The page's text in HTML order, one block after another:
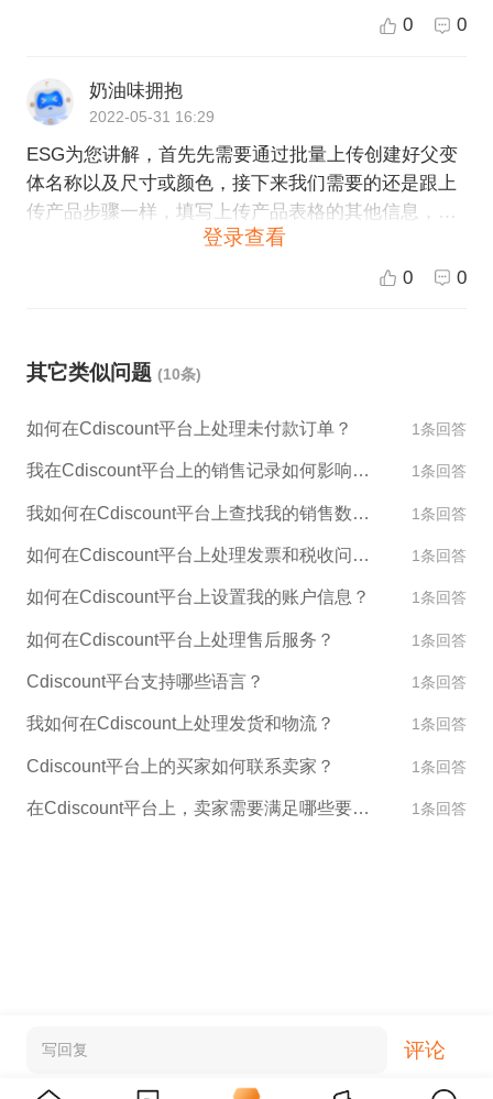
4. 在“添加变体”页面，填写变体属性信息，例如颜
后，点击“保存并添加SKU”。 6. 在“SKU列表”中，您
可以根据需要对SKU进行编辑，例如修改SKU价格、
库存等信息。 7. 修改完毕之后，点击“提交”即可将变
体商品上传至Cdiscount平台。 请注意，如果您的商
品需要进行海关申报，则需要在上传商品时填写相应
的申报信息。同时，Cdiscount平台还要求每个变体至
少包含两个SKU，且不同SKU之间的价格、库存等信
0 0
奶油味拥抱
2022-05-31 16:29
ESG为您讲解，首先先需要通过批量上传创建好父变
体名称以及尺寸或颜色，接下来我们需要的还是跟上
传产品步骤一样，填写上传产品表格的其他信息，在
平台上传上架表格，等个大概24小时如果没有出现报
登录查看
0 0
其它类似问题 (10条)
如何在Cdiscount平台上处理未付款订单？ 1条回答
我在Cdiscount平台上的销售记录如何影响我的账户评级？ 1条回答
我如何在Cdiscount平台上查找我的销售数据和报告？ 1条回答
如何在Cdiscount平台上处理发票和税收问题？ 1条回答
如何在Cdiscount平台上设置我的账户信息？ 1条回答
如何在Cdiscount平台上处理售后服务？ 1条回答
Cdiscount平台支持哪些语言？ 1条回答
我如何在Cdiscount上处理发货和物流？ 1条回答
Cdiscount平台上的买家如何联系卖家？ 1条回答
在Cdiscount平台上，卖家需要满足哪些要求才能销售产品？ 1条回答
写回复 评论